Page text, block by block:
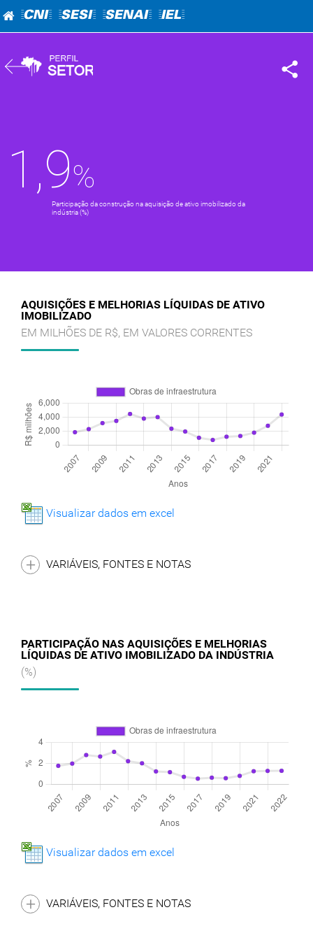
=CNI= =SESI= =SENAI= =IEL=
1,9
Participação da construção na aquisição de ativo imobilizado da
indústria (%)
AQUISIÇÕES E MELHORIAS LÍQUIDAS DE ATIVO
IMOBILIZADO
EM MILHÕES DE R$, EM VALORES CORRENTES
Visualizar dados em excel
VARIÁVEIS, FONTES E NOTAS
PARTICIPAÇÃO NAS AQUISIÇÕES E MELHORIAS
LÍQUIDAS DE ATIVO IMOBILIZADO DA INDÚSTRIA
(%)
Visualizar dados em excel
VARIÁVEIS, FONTES E NOTAS